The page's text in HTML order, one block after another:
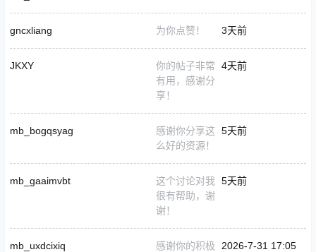
gncxliang 为你点赞！ 3天前
JKXY
你的帖子非常
有用，感谢分
享！
4天前
mb_bogqsyag
感谢你分享这
么好的资源！
5天前
mb_gaaimvbt
这个讨论对我
很有帮助，谢
谢！
5天前
mb_uxdcixiq
感谢你的积极
2026-7-31 17:05